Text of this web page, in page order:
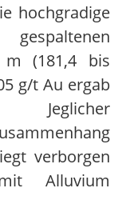
hochgradige
m (181,4 bis
g/t Au ergab
verborgen
Alluvium